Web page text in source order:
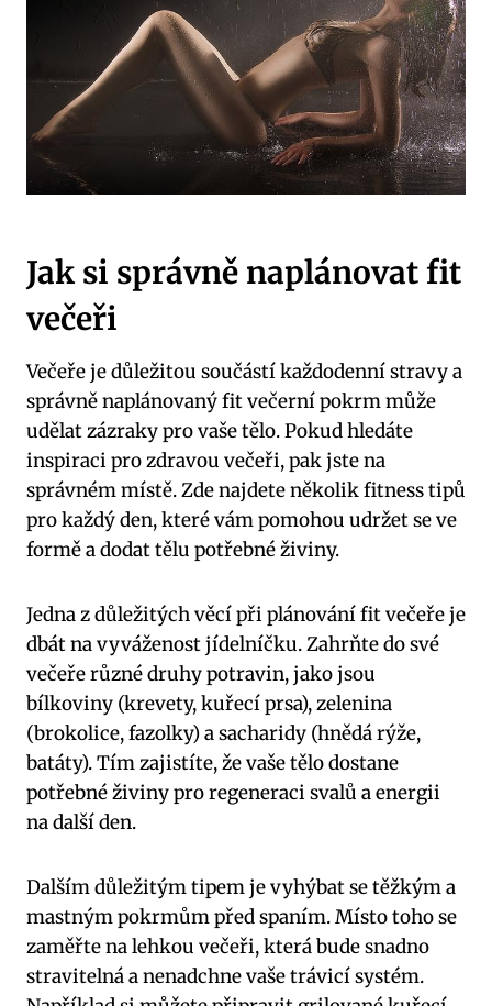
Jak si správně naplánovat fit
večeři
Večeře je důležitou součástí každodenní stravy a
správně naplánovaný fit večerní pokrm může
udělat zázraky pro vaše tělo. Pokud hledáte
inspiraci pro zdravou večeři, pak jste na
správném místě. Zde najdete několik fitness tipů
pro každý den, které vám pomohou udržet se ve
formě a dodat tělu potřebné živiny.
Jedna z důležitých věcí při plánování fit večeře je
dbát na vyváženost jídelníčku. Zahrňte do své
večeře různé druhy potravin, jako jsou
bílkoviny (krevety, kuřecí prsa), zelenina
(brokolice, fazolky) a sacharidy (hnědá rýže,
batáty). Tím zajistíte, že vaše tělo dostane
potřebné živiny pro regeneraci svalů a energii
na další den.
Dalším důležitým tipem je vyhýbat se těžkým a
mastným pokrmům před spaním. Místo toho se
zaměřte na lehkou večeři, která bude snadno
stravitelná a nenadchne vaše trávicí systém.